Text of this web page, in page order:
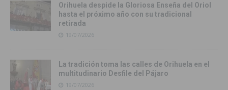
Orihuela despide la Gloriosa Enseña del Oriol
hasta el próximo año con su tradicional
retirada
19/07/2026
La tradición toma las calles de Orihuela en el
multitudinario Desfile del Pájaro
19/07/2026